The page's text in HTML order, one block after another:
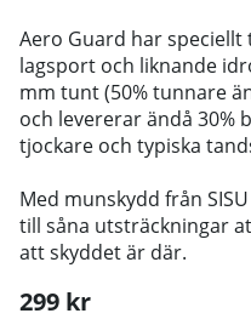
Aero Guard har
lagsport och liknande
mm tunt (50% tunnare
och levererar ändå 30%
tjockare och typiska
Med munskydd från
till såna utsträckningar
att skyddet är där.
299 kr